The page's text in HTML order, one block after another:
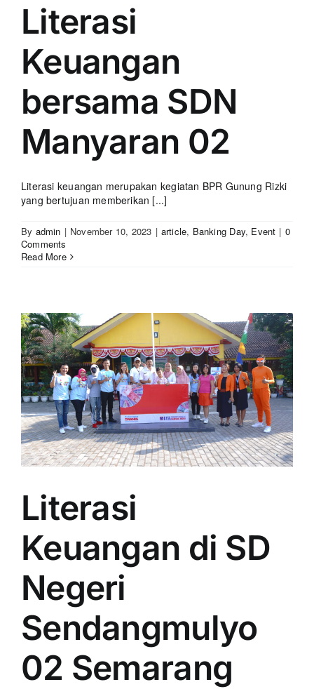
Literasi
Keuangan
bersama SDN
Manyaran 02
Literasi keuangan merupakan kegiatan BPR Gunung Rizki
yang bertujuan memberikan [...]
By admin | November 10, 2023 | article, Banking Day, Event | 0
Comments
Read More
Literasi
Keuangan di SD
Negeri
Sendangmulyo
02 Semarang